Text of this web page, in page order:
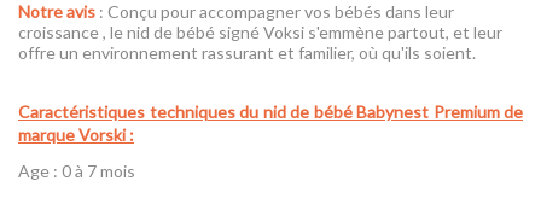
Notre avis : Conçu pour accompagner vos bébés dans leur
croissance , le nid de bébé signé Voksi s'emmène partout, et leur
offre un environnement rassurant et familier, où qu'ils soient.
Caractéristiques techniques du nid de bébé Babynest Premium de
marque Vorski:
Age : 0 à 7 mois